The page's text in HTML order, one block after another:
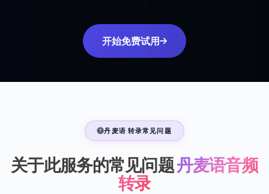
开始免费试用
丹麦语 转录常见问题
关于此服务的常见问题丹麦语音频
转录